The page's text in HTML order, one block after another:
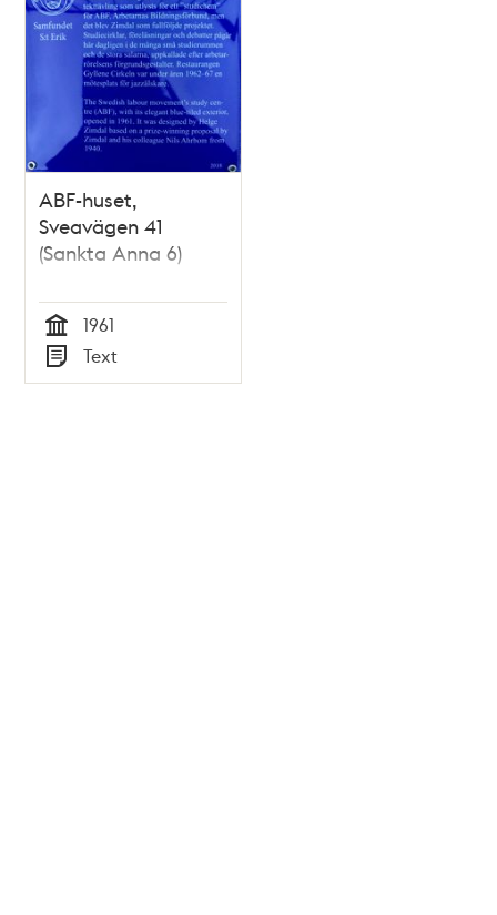
ABF-huset,
Sveavägen 41
(Sankta Anna 6)
Tid
1961
Typ
Text